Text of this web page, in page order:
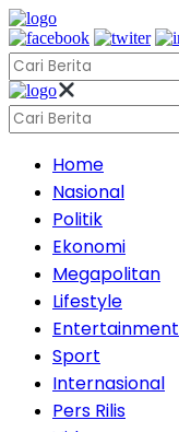
Home
Nasional
Politik
Ekonomi
Megapolitan
Lifestyle
Entertainment
Sport
Internasional
Pers Rilis